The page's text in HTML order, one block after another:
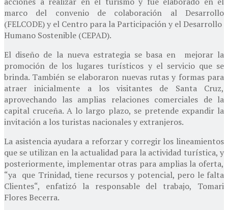
marco del convenio de colaboración al Desarrollo
(FELCODE) y el Centro para la Participación y el Desarrollo
Humano Sostenible (CEPAD).
El diseño de la nueva estrategia se basa en mejorar la
promoción de los lugares turísticos y el servicio que se
brinda. También se elaboraron nuevas rutas y formas para
atraer inicialmente a los visitantes de Santa Cruz,
aprovechando las amplias relaciones comerciales de la
capital cruceña. A lo largo plazo, se pretende expandir la
invitación a los turistas nacionales y extranjeros.
La asistencia ayudara a reforzar y corregir los lineamientos
que se utilizan en la actualidad para la actividad turística, y
posteriormente, implementar otras para amplias la oferta,
“ya que Trinidad, tiene recursos y potencial, pero le falta
Clientes“, enfatizó la responsable del trabajo, Tomari
Flores Becerra.